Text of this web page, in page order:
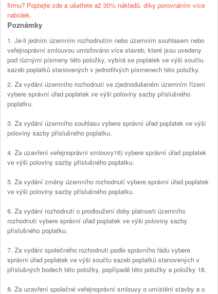
firmu? Poptejte zde a ušetřete až 30% nákladů, díky porovnáním více
nabídek.
Poznámky
1. Je-li jedním územním rozhodnutím nebo územním souhlasem nebo
veřejnoprávní smlouvou umisťováno více staveb, které jsou uvedeny
pod různými písmeny této položky, vybírá se poplatek ve výši součtu
sazeb poplatků stanovených v jednotlivých písmenech této položky.
2. Za vydání územního rozhodnutí ve zjednodušeném územním řízení
vybere správní úřad poplatek ve výši poloviny sazby příslušného
poplatku.
3. Za vydání územního souhlasu vybere správní úřad poplatek ve výši
poloviny sazby příslušného poplatku.
4. Za uzavření veřejnoprávní smlouvy16) vybere správní úřad poplatek
ve výši poloviny sazby příslušného poplatku.
5. Za vydání změny územního rozhodnutí vybere správní úřad poplatek
ve výši poloviny sazby příslušného poplatku.
6. Za vydání rozhodnutí o prodloužení doby platnosti územního
rozhodnutí vybere správní úřad poplatek ve výši poloviny sazby
příslušného poplatku.
7. Za vydání společného rozhodnutí podle správního řádu vybere
správní úřad poplatek ve výši součtu sazeb poplatků stanovených v
příslušných bodech této položky, popřípadě této položky a položky 18.
8. Za uzavření společné veřejnoprávní smlouvy o umístění stavby a o